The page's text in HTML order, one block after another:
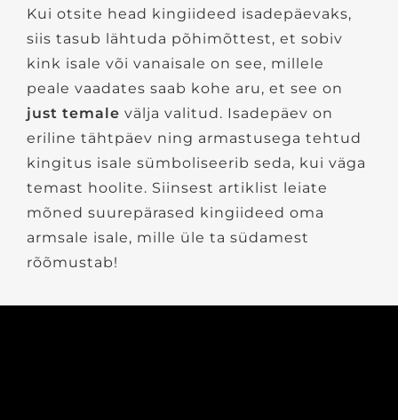
Kui otsite head kingiideed isadepäevaks,
siis tasub lähtuda põhimõttest, et sobiv
kink isale või vanaisale on see, millele
peale vaadates saab kohe aru, et see on
just temale välja valitud. Isadepäev on
eriline tähtpäev ning armastusega tehtud
kingitus isale sümboliseerib seda, kui väga
temast hoolite. Siinsest artiklist leiate
mõned suurepärased kingiideed oma
armsale isale, mille üle ta südamest
rõõmustab!